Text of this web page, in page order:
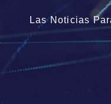
Las Noticias